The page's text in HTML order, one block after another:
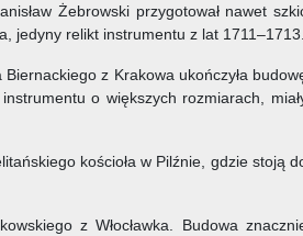
Żebrowski przygotował nawet
jedyny relikt instrumentu z lat 1711–1713.
z Krakowa ukończyła
o większych rozmiarach,
kościoła w Pilźnie, gdzie stoją
z Włocławka. Budowa